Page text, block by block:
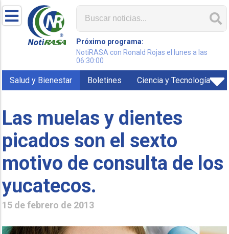
Próximo programa:
NotiRASA con Ronald Rojas el lunes a las
06:30:00
Salud y Bienestar Boletines Ciencia y Tecnología
Las muelas y dientes
picados son el sexto
motivo de consulta de los
yucatecos.
15 de febrero de 2013